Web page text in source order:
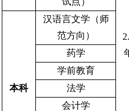
本科
汉语言文学（师
范方向）
药学
学前教育
法学
会计学